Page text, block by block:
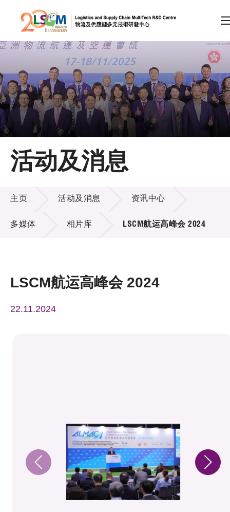
跳到内容（按回车键）
会员登录
A A EN 繁 简
主页
关于LSCM
技术商品化
项目及资助计划
活动及消息
活动及消息
活动及消息
主页 活动及消息 资讯中心
多媒体 相片库 LSCM航运高峰会 2024
LSCM航运高峰会 2024
22.11.2024